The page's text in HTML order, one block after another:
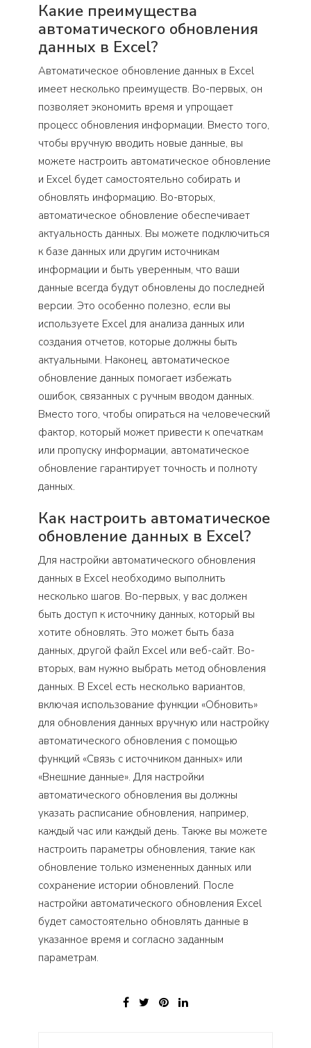
Какие преимущества
автоматического обновления
данных в Excel?
Автоматическое обновление данных в Excel
имеет несколько преимуществ. Во-первых, он
позволяет экономить время и упрощает
процесс обновления информации. Вместо того,
чтобы вручную вводить новые данные, вы
можете настроить автоматическое обновление
и Excel будет самостоятельно собирать и
обновлять информацию. Во-вторых,
автоматическое обновление обеспечивает
актуальность данных. Вы можете подключиться
к базе данных или другим источникам
информации и быть уверенным, что ваши
данные всегда будут обновлены до последней
версии. Это особенно полезно, если вы
используете Excel для анализа данных или
создания отчетов, которые должны быть
актуальными. Наконец, автоматическое
обновление данных помогает избежать
ошибок, связанных с ручным вводом данных.
Вместо того, чтобы опираться на человеческий
фактор, который может привести к опечаткам
или пропуску информации, автоматическое
обновление гарантирует точность и полноту
данных.
Как настроить автоматическое
обновление данных в Excel?
Для настройки автоматического обновления
данных в Excel необходимо выполнить
несколько шагов. Во-первых, у вас должен
быть доступ к источнику данных, который вы
хотите обновлять. Это может быть база
данных, другой файл Excel или веб-сайт. Во-
вторых, вам нужно выбрать метод обновления
данных. В Excel есть несколько вариантов,
включая использование функции «Обновить»
для обновления данных вручную или настройку
автоматического обновления с помощью
функций «Связь с источником данных» или
«Внешние данные». Для настройки
автоматического обновления вы должны
указать расписание обновления, например,
каждый час или каждый день. Также вы можете
настроить параметры обновления, такие как
обновление только измененных данных или
сохранение истории обновлений. После
настройки автоматического обновления Excel
будет самостоятельно обновлять данные в
указанное время и согласно заданным
параметрам.